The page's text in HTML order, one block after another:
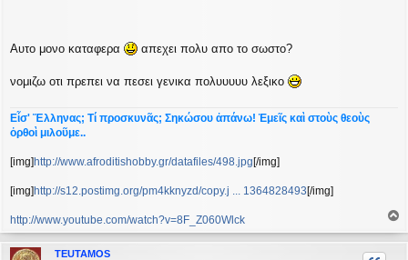
Αυτο μονο καταφερα απεχει πολυ απο το σωστο?
νομιζω οτι πρεπει να πεσει γενικα πολυυυυυ λεξικο
Εἶσ' Ἕλληνας; Τί προσκυνᾶς; Σηκώσου ἀπάνω! Ἐμεῖς καὶ στοὺς θεοὺς
ὀρθοὶ μιλοῦμε..
[img]http://www.afroditishobby.gr/datafiles/498.jpg[/img]
[img]http://s12.postimg.org/pm4kknyzd/copy.j ... 1364828493[/img]
http://www.youtube.com/watch?v=8F_Z060Wlck
ρ
TEUTAMOS